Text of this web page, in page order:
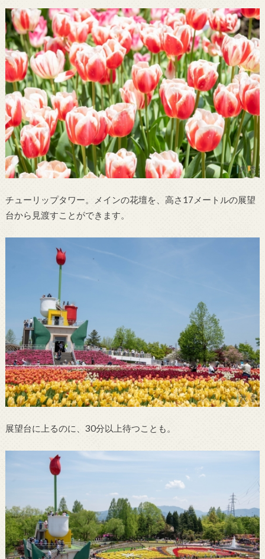
チューリップタワー。メインの花壇を、高さ17メートルの展望
台から見渡すことができます。
展望台に上るのに、30分以上待つことも。